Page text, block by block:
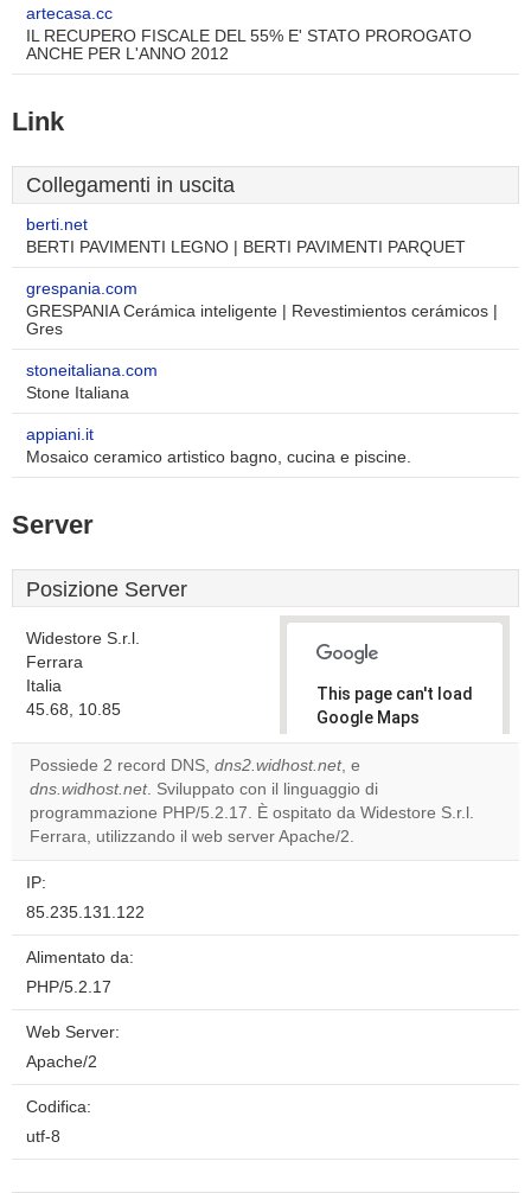
artecasa.cc
IL RECUPERO FISCALE DEL 55% E' STATO PROROGATO
ANCHE PER L'ANNO 2012
Link
Collegamenti in uscita
berti.net
BERTI PAVIMENTI LEGNO | BERTI PAVIMENTI PARQUET
grespania.com
GRESPANIA Cerámica inteligente | Revestimientos cerámicos |
Gres
stoneitaliana.com
Stone Italiana
appiani.it
Mosaico ceramico artistico bagno, cucina e piscine.
Server
Posizione Server
Widestore S.r.l.
Ferrara
Italia
45.68, 10.85
This page can't load
Google Maps
correctly.
Do you
own this
website?
OK
Possiede 2 record DNS, dns2.widhost.net, e
dns.widhost.net. Sviluppato con il linguaggio di
programmazione PHP/5.2.17. È ospitato da Widestore S.r.l.
Ferrara, utilizzando il web server Apache/2.
IP:
85.235.131.122
Alimentato da:
PHP/5.2.17
Web Server:
Apache/2
Codifica:
utf-8